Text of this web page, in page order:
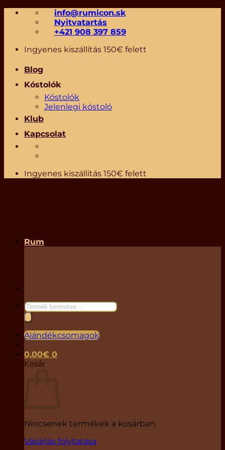
Skip
content
info@rumicon.sk
Nyitvatartás
+421 908 397 859
Ingyenes kiszállítás 150€ felett
Blog
Kóstolók
Kóstolók
Jelenlegi kóstoló
Klub
Kapcsolat
Ingyenes kiszállítás 150€ felett
Products
search
Ajándékcsomagok
0,00€ 0
Kosár
Nincsenek termékek a kosárban.
Vásárlás folytatása
Rum